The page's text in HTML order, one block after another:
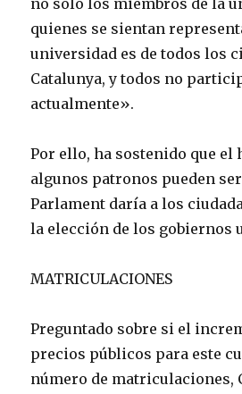
no solo los miembros de la
quienes se sientan
universidad es de todos los
Catalunya, y todos no
actualmente».
Por ello, ha sostenido que el
algunos patronos pueden
Parlament daría a los
la elección de los gobiernos
MATRICULACIONES
Preguntado sobre si el
precios públicos para este
número de matriculaciones,